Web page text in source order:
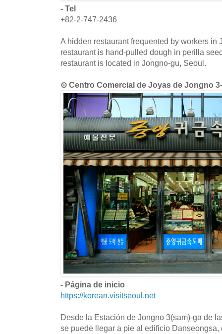
- Tel
+82-2-747-2436
A hidden restaurant frequented by workers in
restaurant is hand-pulled dough in perilla
restaurant is located in Jongno-gu, Seoul.
⊙ Centro Comercial de Joyas de Jongno 3-
- Página de inicio
https://korean.visitseoul.net
Desde la Estación de Jongno 3(sam)-ga de
se puede llegar a pie al edificio